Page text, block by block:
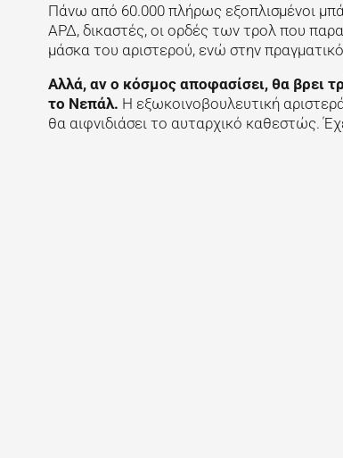
Πάνω από 60.000 πλήρως εξοπλισμένοι
ΑΡΔ, δικαστές, οι ορδές των τρολ που
μάσκα του αριστερού, ενώ στην
Αλλά, αν ο κόσμος αποφασίσει, θα βρει
το Νεπάλ. Η εξωκοινοβουλευτική
θα αιφνιδιάσει το αυταρχικό καθεστώς.